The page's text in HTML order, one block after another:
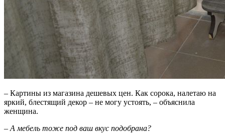
– Картины из магазина дешевых цен. Как сорока, налетаю на
яркий, блестящий декор – не могу устоять, – объяснила
женщина.
– А мебель тоже под ваш вкус подобрана?